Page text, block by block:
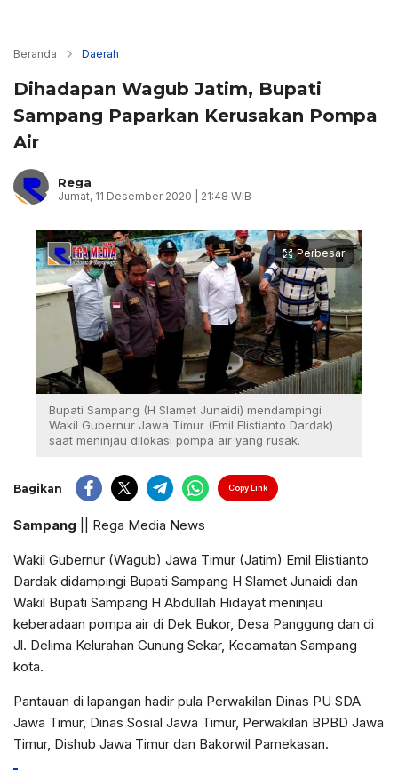
Beranda Daerah
Dihadapan Wagub Jatim, Bupati
Sampang Paparkan Kerusakan Pompa
Air
Rega
Jumat, 11 Desember 2020 | 21:48 WIB
Perbesar
Bupati Sampang (H Slamet Junaidi) mendampingi
Wakil Gubernur Jawa Timur (Emil Elistianto Dardak)
saat meninjau dilokasi pompa air yang rusak.
Bagikan Copy Link
Sampang || Rega Media News
Wakil Gubernur (Wagub) Jawa Timur (Jatim) Emil Elistianto
Dardak didampingi Bupati Sampang H Slamet Junaidi dan
Wakil Bupati Sampang H Abdullah Hidayat meninjau
keberadaan pompa air di Dek Bukor, Desa Panggung dan di
Jl. Delima Kelurahan Gunung Sekar, Kecamatan Sampang
kota.
Pantauan di lapangan hadir pula Perwakilan Dinas PU SDA
Jawa Timur, Dinas Sosial Jawa Timur, Perwakilan BPBD Jawa
Timur, Dishub Jawa Timur dan Bakorwil Pamekasan.